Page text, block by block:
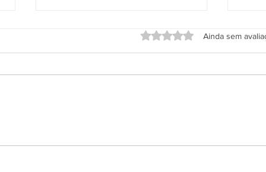
Rodoviário
Avaliado com 0 de 5
Ainda sem